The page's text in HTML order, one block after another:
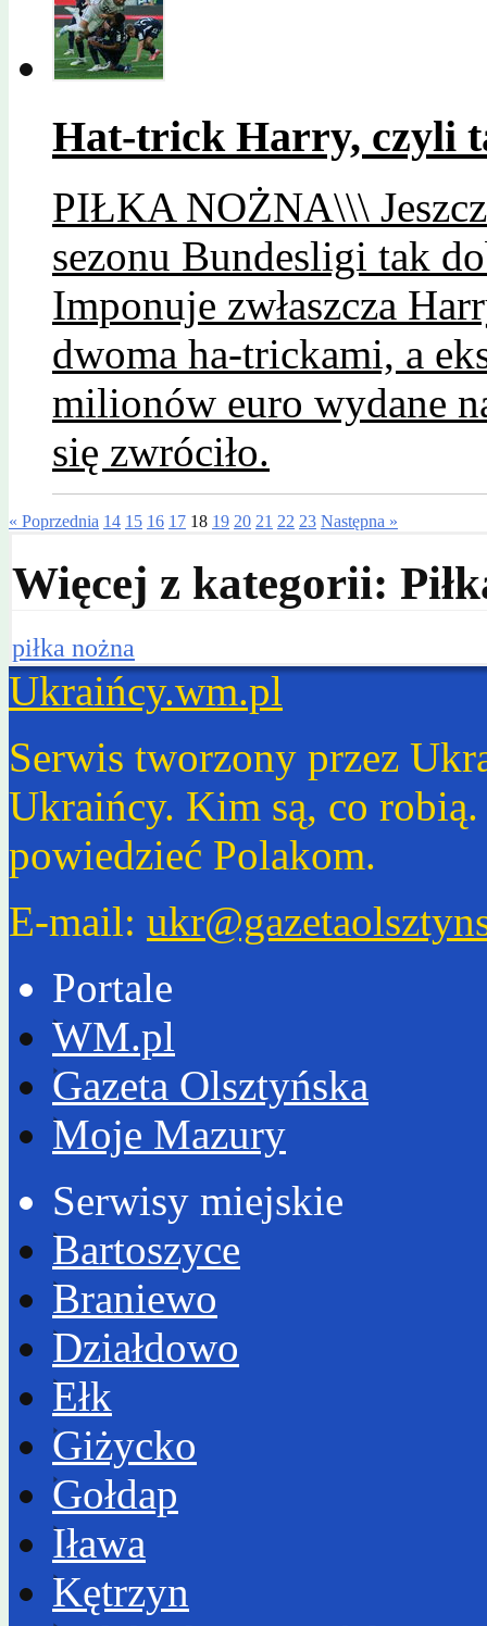
Hat-trick Harry, czyli
PIŁKA NOŻNA\\\
sezonu Bundesligi tak
Imponuje zwłaszcza
dwoma ha-trickami, a
milionów euro wydane
się zwróciło.
« Poprzednia 14 15 16 17 18 19 20 21 22 23 Następna »
Więcej z kategorii:
piłka nożna
Ukraińcy.wm.pl
Serwis tworzony przez
Ukraińcy. Kim są, co
powiedzieć Polakom.
E-mail:
Portale
WM.pl
Gazeta Olsztyńska
Moje Mazury
Serwisy miejskie
Bartoszyce
Braniewo
Działdowo
Ełk
Giżycko
Gołdap
Iława
Kętrzyn